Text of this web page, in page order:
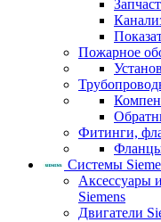
Пожарное
Фитинги,
Системы
Аксессуары
Siemens
Двигатели